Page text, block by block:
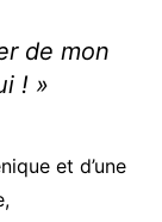
de mon
! »
et d’une